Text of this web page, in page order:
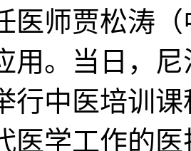
医师贾松涛
用。当日，
行中医培训
医学工作的